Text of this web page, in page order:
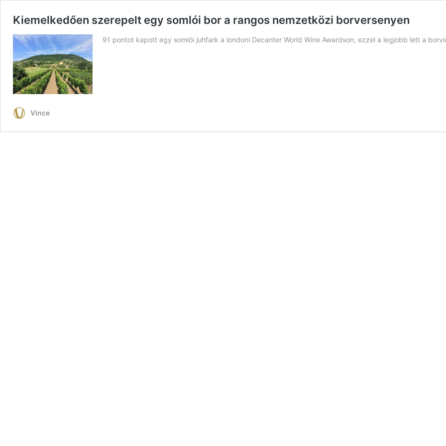
Kiemelkedően szerepelt egy somlói bor a rangos nemzetközi borversenyen
91 pontot kapott egy somlói juhfark a londoni Decanter World Wine Awardson, ezzel a legjobb lett a
Vince